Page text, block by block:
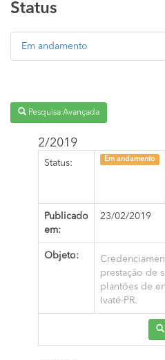
Status
Em andamento
Pesquisa Avançada
2/2019
Status: Em andamento
Publicado
em:
23/02/2019
Objeto:
prestação de
plantões de
Ivaté-PR.